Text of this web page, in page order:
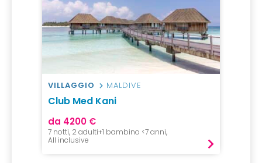
VILLAGGIO MALDIVE
Club Med Kani
da 4200 €
7 notti, 2 adulti+1 bambino <7 anni,
All inclusive